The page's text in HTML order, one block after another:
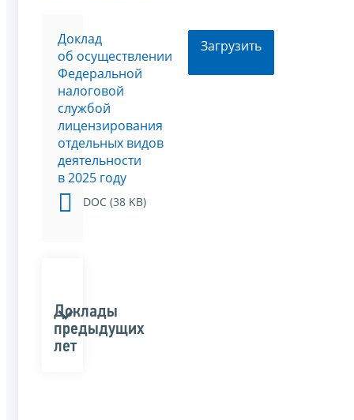
Доклад
об осуществлении
Федеральной
налоговой
службой
лицензирования
отдельных видов
деятельности
в 2025 году
DOC (38 KB)
Загрузить
Доклады
предыдущих
лет